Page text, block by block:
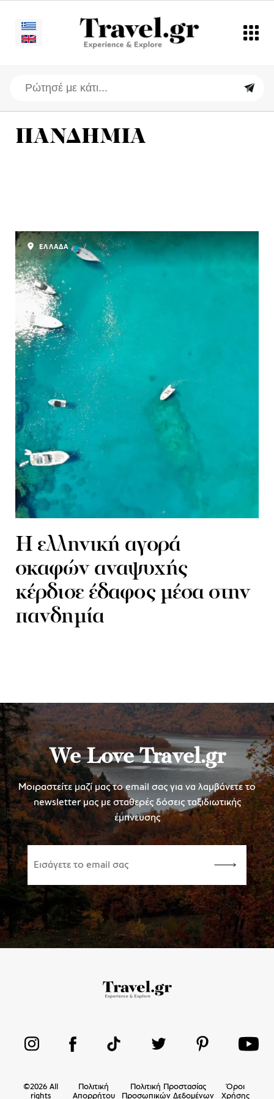
ΠΑΝΔΗΜΙΑ
H ελληνική αγορά
σκαφών αναψυχής
κέρδισε έδαφος μέσα στην
πανδημία
ΕΛΛΑΔΑ
We Love Travel.gr
Μοιραστείτε μαζί μας το email σας για να λαμβάνετε το
newsletter μας με σταθερές δόσεις ταξιδιωτικής
έμπνευσης
©2026 All
rights
Πολιτική
Απορρήτου
Πολιτική Προστασίας
Προσωπικών Δεδομένων
Όροι
Χρήσης